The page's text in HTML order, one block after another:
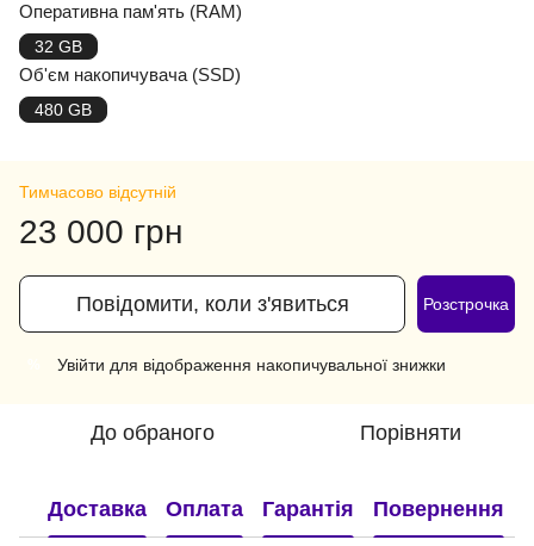
Оперативна пам'ять (RAM)
32 GB
Об'єм накопичувача (SSD)
480 GB
Тимчасово відсутній
23 000 грн
Повідомити, коли з'явиться Розстрочка
Увійти для відображення накопичувальної знижки
До обраного Порівняти
Доставка Оплата Гарантія Повернення